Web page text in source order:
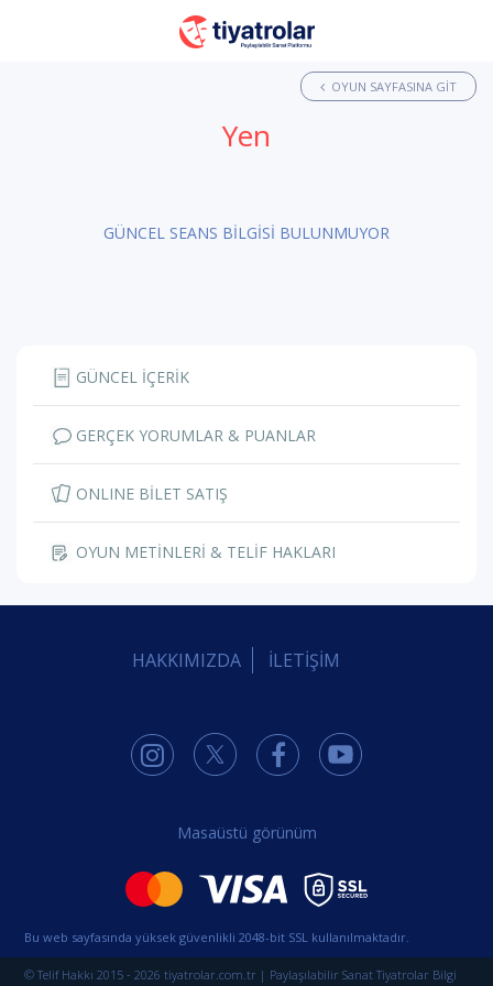
OYUN SAYFASINA GIT
Yen
GÜNCEL SEANS BİLGİSİ BULUNMUYOR
GÜNCEL İÇERİK
GERÇEK YORUMLAR & PUANLAR
ONLINE BİLET SATIŞ
OYUN METİNLERİ & TELİF HAKLARI
HAKKIMIZDA İLETİŞİM
Masaüstü görünüm
Bu web sayfasında yüksek güvenlikli 2048-bit SSL kullanılmaktadır.
© Telif Hakkı 2015 - 2026 tiyatrolar.com.tr | Paylaşılabilir Sanat Tiyatrolar Bilgi